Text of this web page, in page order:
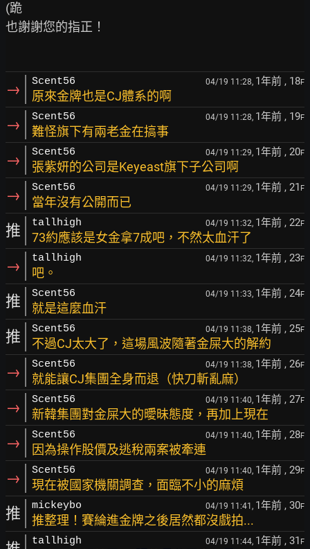
(跪
也謝謝您的指正！
→ Scent56 04/19 11:28, 1年前 , 18F
原來金牌也是CJ體系的啊
→ Scent56 04/19 11:28, 1年前 , 19F
難怪旗下有兩老金在搞事
→ Scent56 04/19 11:29, 1年前 , 20F
張紫妍的公司是Keyeast旗下子公司啊
→ Scent56 04/19 11:29, 1年前 , 21 F
當年沒有公開而已
推 tallhigh 04/19 11:32, 1年前 , 22F
73約應該是女金拿7成吧，不然太血汗了
→ tallhigh 04/19 11:32, 1年前 , 23F
吧。
推 Scent56 04/19 11:33, 1年前 , 24F
就是這麼血汗
推 Scent56 04/19 11:38, 1年前 , 25F
不過CJ太大了，這場風波隨著金屎大的解約
→ Scent56 04/19 11:38, 1年前 , 26F
就能讓CJ集團全身而退（快刀斬亂麻）
→ Scent56 04/19 11:40, 1年前 , 27F
新韓集團對金屎大的曖昧態度，再加上現在
→ Scent56 04/19 11:40, 1年前 , 28F
因為操作股價及逃稅兩案被牽連
→ Scent56 04/19 11:40, 1年前 , 29F
現在被國家機關調查，面臨不小的麻煩
推 mickeybo 04/19 11:41, 1年前 , 30F
推整理！賽綸進金牌之後居然都沒戲拍...
tallhigh 04/19 11:44, 1年前 , 31 F